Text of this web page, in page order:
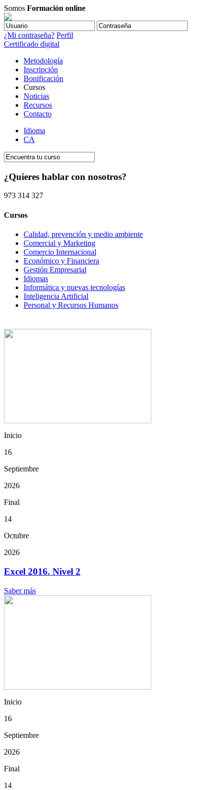
Somos Formación online
¿Mi contraseña? Perfil
Certificado digital
Metodología
Inscripción
Bonificación
Cursos
Noticias
Recursos
Contacto
Idioma
CA
¿Quieres hablar con nosotros?
973 314 327
Cursos
Calidad, prevención y medio ambiente
Comercial y Marketing
Comercio Internacional
Económico y Financiera
Gestión Empresarial
Idiomas
Informática y nuevas tecnologías
Inteligencia Artificial
Personal y Recursos Humanos
Inicio
16
Septiembre
2026
Final
14
Octubre
2026
Excel 2016. Nivel 2
Saber más
Inicio
16
Septiembre
2026
Final
14